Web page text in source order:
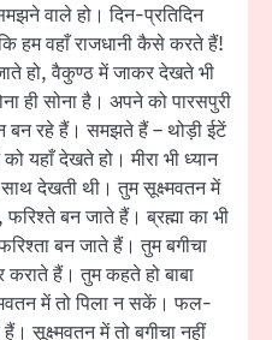
वाले हो। दिन-प्रतिदिन
हम वहाँ राजधानी कैसे करते हैं!
हो, वैकुण्ठ में जाकर देखते भी
ही सोना है। अपने को पारसपुरी
बन रहे हैं। समझते हैं – थोड़ी ईटें
यहाँ देखते हो। मीरा भी ध्यान
देखती थी। तुम सूक्ष्मवतन में
फरिश्ते बन जाते हैं। ब्रह्मा का भी
बन जाते हैं। तुम बगीचा
कराते हैं। तुम कहते हो बाबा
में तो पिला न सकें। फल-
सूक्ष्मवतन में तो बगीचा नहीं